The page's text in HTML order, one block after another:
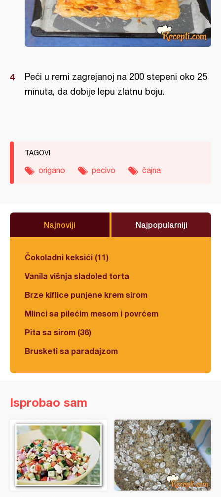
Peći u rerni zagrejanoj na 200 stepeni oko 25
minuta, da dobije lepu zlatnu boju.
TAGOVI
origano pecivo čajna
Najnoviji Najpopularniji
Čokoladni keksići (11)
Vanila višnja sladoled torta
Brze kiflice punjene krem sirom
Mlinci sa pilećim mesom i povrćem
Pita sa sirom (36)
Brusketi sa paradajzom
Isprobao sam